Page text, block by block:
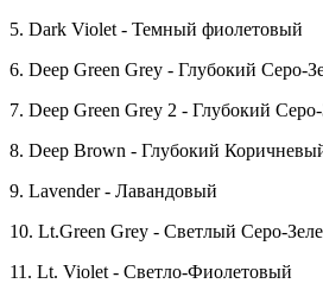
5. Dark Violet - Темный фиолетовый
6. Deep Green Grey - Глубокий Серо-
7. Deep Green Grey 2 - Глубокий
8. Deep Brown - Глубокий
9. Lavender - Лавандовый
10. Lt.Green Grey - Светлый Серо-
11. Lt. Violet - Светло-Фиолетовый